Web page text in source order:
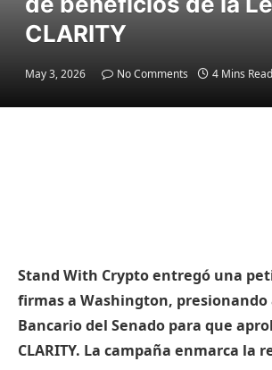
CLARITY
May 3, 2026 No Comments 4 Mins Read
Stand With Crypto entregó una
firmas a Washington, presionando
Bancario del Senado para que
CLARITY. La campaña enmarca la